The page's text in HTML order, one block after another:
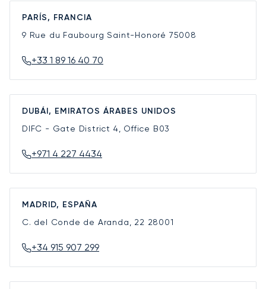
PARÍS, FRANCIA
9 Rue du Faubourg Saint-Honoré 75008
+33 1 89 16 40 70
DUBÁI, EMIRATOS ÁRABES UNIDOS
DIFC - Gate District 4, Office B03
+971 4 227 4434
MADRID, ESPAÑA
C. del Conde de Aranda, 22 28001
+34 915 907 299